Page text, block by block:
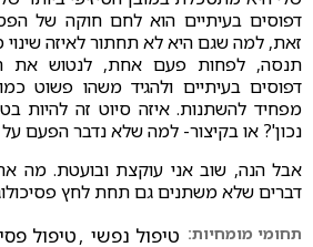
דפוסים בעיתיים הוא לחם חוקה של
זאת, למה שגם היא לא תחתור לאיזה
תנסה, לפחות פעם אחת, לנטוש את
דפוסים בעיתיים ולהגיד משהו פשוט
מפחיד להשתנות. איזה סיוט זה להיות
נכון'? או בקיצור- למה שלא נדבר הפעם
אבל הנה, שוב אני עוקצת ובועטת. מה
דברים שלא משתנים גם תחת לחץ
תחומי מומחיות: טיפול נפשי ,טיפול